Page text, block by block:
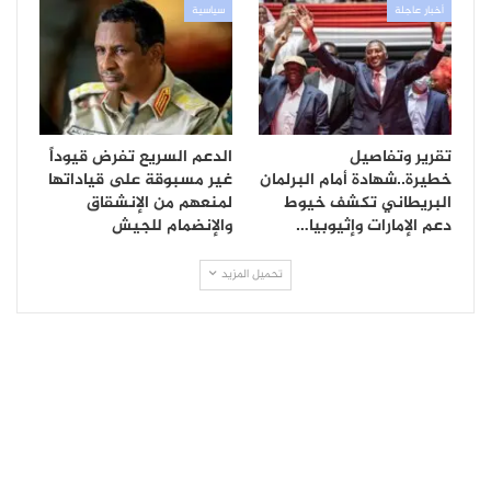
أخبار عاجلة
تقرير وتفاصيل
خطيرة..شهادة أمام البرلمان
البريطاني تكشف خيوط
دعم الإمارات وإثيوبيا…
سياسية
الدعم السريع تفرض قيوداً
غير مسبوقة على قياداتها
لمنعهم من الإنشقاق
والإنضمام للجيش
تحميل المزيد